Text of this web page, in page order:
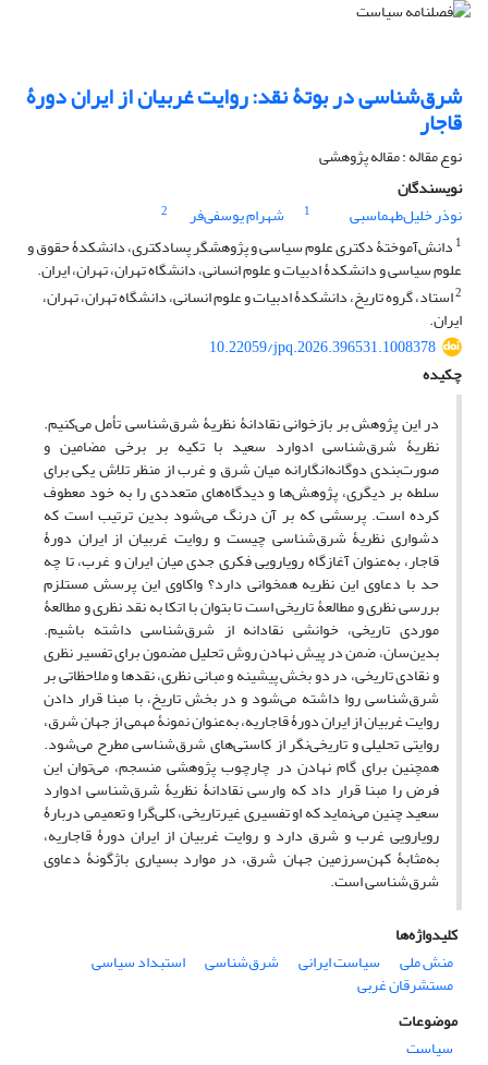
شرق‌شناسی در بوتۀ نقد: روایت غربیان از ایران دورۀ
قاجار
نوع مقاله : مقاله پژوهشی
نویسندگان
نوذر خلیل‌طهماسبی
1 شهرام یوسفی‌فر
2
1 دانش‌آموختۀ دکتری علوم سیاسی و پژوهشگر پسادکتری، دانشکدۀ حقوق و
علوم سیاسی و دانشکدۀ ادبیات و علوم انسانی، دانشگاه تهران، تهران، ایران.
2استاد، گروه تاریخ، دانشکدۀ ادبیات و علوم انسانی، دانشگاه تهران، تهران،
ایران.
10.22059/jpq.2026.396531.1008378
چکیده
در این پژوهش بر بازخوانی نقادانۀ نظریۀ شرق‌شناسی تأمل می‌کنیم.
نظریۀ شرق‌شناسی ادوارد سعید با تکیه بر برخی مضامین و
صورت‌بندی دوگانه‌انگارانه میان شرق و غرب از منظر تلاش یکی برای
سلطه بر دیگری، پژوهش‌ها و دیدگاه‌های متعددی را به خود معطوف
کرده است. پرسشی که بر آن درنگ می‌شود بدین ترتیب است که
دشواری نظریۀ شرق‌شناسی چیست و روایت غربیان از ایران دورۀ
قاجار، به‌عنوان آغازگاه رویارویی فکری جدی میان ایران و غرب، تا چه
حد با دعاوی این نظریه همخوانی دارد؟ واکاوی این پرسش مستلزم
بررسی نظری و مطالعۀ تاریخی است تا بتوان با اتکا به نقد نظری و مطالعۀ
موردی تاریخی، خوانشی نقادانه از شرق‌شناسی داشته باشیم.
بدین‌سان، ضمن در پیش نهادن روش تحلیل مضمون برای تفسیر نظری
و نقادی تاریخی، در دو بخش پیشینه و مبانی نظری، نقدها و ملاحظاتی بر
شرق‌شناسی روا داشته می‌شود و در بخش تاریخ، با مبنا قرار دادن
روایت غربیان از ایران دورۀ قاجاریه، به‌عنوان نمونۀ مهمی از جهان شرق،
روایتی تحلیلی و تاریخی‌نگر از کاستی‌های شرق‌شناسی مطرح می‌شود.
همچنین برای گام نهادن در چارچوب پژوهشی منسجم، می‌توان این
فرض را مبنا قرار داد که وارسی نقادانۀ نظریۀ شرق‌شناسی ادوارد
سعید چنین می‌نماید که او تفسیری غیرتاریخی، کلی‌گرا و تعمیمی دربارۀ
رویارویی غرب و شرق دارد و روایت غربیان از ایران دورۀ قاجاریه،
به‌مثابۀ کهن‌سرزمین جهان شرق، در موارد بسیاری باژگونۀ دعاوی
شرق‌شناسی است.
کلیدواژه‌ها
منش ملی
سیاست ایرانی شرق‌شناسی استبداد سیاسی
مستشرقان غربی
موضوعات
سیاست